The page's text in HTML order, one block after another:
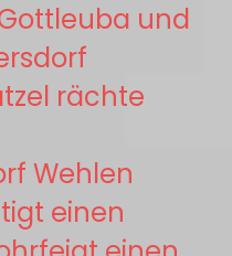
und
rächte
Wehlen
einen